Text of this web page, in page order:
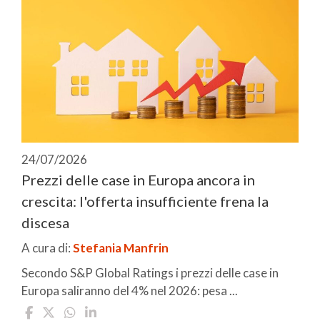
24/07/2026
Prezzi delle case in Europa ancora in
crescita: l'offerta insufficiente frena la
discesa
A cura di:Stefania Manfrin
Secondo S&P Global Ratings i prezzi delle case in
Europa saliranno del 4% nel 2026: pesa ...